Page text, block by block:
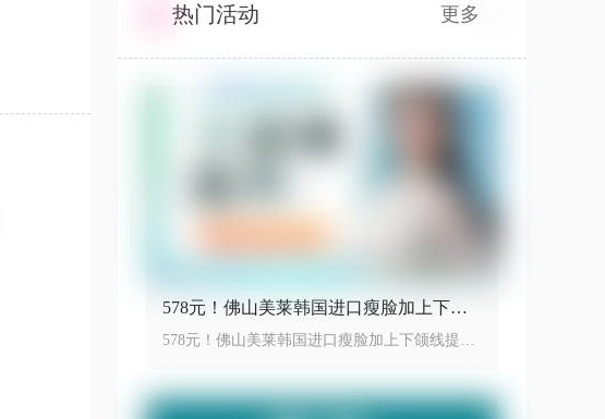
热门活动 更多
578元！佛山美莱韩国进口瘦脸加上下颌
线提升性价比之王
578元！佛山美莱韩国进口瘦脸加上下颌线提升